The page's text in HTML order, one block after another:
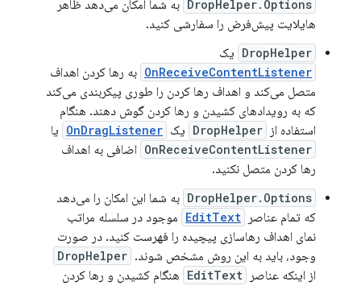
DropHelper.Options به شما امکان می‌دهد ظاهر
هایلایت پیش‌فرض را سفارشی کنید.
DropHelper یک
OnReceiveContentListener به رها کردن اهداف
متصل می‌کند و اهداف رها کردن را طوری پیکربندی می‌کند
که به رویدادهای کشیدن و رها کردن گوش دهند. هنگام
استفاده از DropHelper یک OnDragListener یا
OnReceiveContentListener اضافی به اهداف
رها کردن متصل نکنید.
DropHelper.Options به شما این امکان را می‌دهد
که تمام عناصر
EditText موجود در سلسله مراتب
نمای اهداف رهاسازی پیچیده را فهرست کنید. در صورت
وجود، باید به این روش مشخص شوند. DropHelper
از اینکه عناصر EditText هنگام کشیدن و رها کردن